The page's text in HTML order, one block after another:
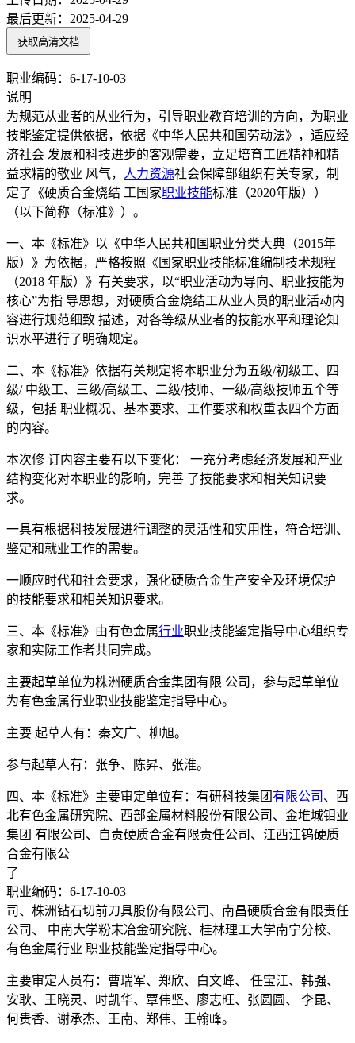
最后更新： 2025-04-29
获取高清文档
职业编码：6-17-10-03
说明
为规范从业者的从业行为，引导职业教育培训的方向，为职业
技能鉴定提供依据，依据《中华人民共和国劳动法》，适应经
济社会 发展和科技进步的客观需要，立足培育工匠精神和精
益求精的敬业 风气， 人力资源社会保障部组织有关专家，制
定了《硬质合金烧结 工国家职业技能标准（2020年版））
（以下简称（标准》）。
一、本《标准》以《中华人民共和国职业分类大典（2015年
版）》为依据，严格按照《国家职业技能标准编制技术规程
（2018 年版）》有关要求，以“职业活动为导向、职业技能为
核心”为指 导思想，对硬质合金烧结工从业人员的职业活动内
容进行规范细致 描述，对各等级从业者的技能水平和理论知
识水平进行了明确规定。
二、本《标准》依据有关规定将本职业分为五级/初级工、四
级/ 中级工、三级/高级工、二级/技师、一级/高级技师五个等
级，包括 职业概况、基本要求、工作要求和权重表四个方面
的内容。
本次修 订内容主要有以下变化： 一充分考虑经济发展和产业
结构变化对本职业的影响，完善 了技能要求和相关知识要
求。
一具有根据科技发展进行调整的灵活性和实用性，符合培训、
鉴定和就业工作的需要。
一顺应时代和社会要求，强化硬质合金生产安全及环境保护
的技能要求和相关知识要求。
三、本《标准》由有色金属行业职业技能鉴定指导中心组织专
家和实际工作者共同完成。
主要起草单位为株洲硬质合金集团有限 公司，参与起草单位
为有色金属行业职业技能鉴定指导中心。
主要 起草人有：秦文广、柳旭。
参与起草人有：张争、陈昇、张淮。
四、本《标准》主要审定单位有：有研科技集团有限公司 、西
北有色金属研究院、西部金属材料股份有限公司、金堆城钼业
集团 有限公司、自责硬质合金有限责任公司、江西江钨硬质
合金有限公
了
职业编码：6-17-10-03
司、株洲钻石切前刀具股份有限公司、南昌硬质合金有限责任
公司、 中南大学粉末冶金研究院、桂林理工大学南宁分校、
有色金属行业 职业技能鉴定指导中心。
主要审定人员有：曹瑞军、郑欣、白文峰、 任宝江、韩强、
安耿、王晓灵、时凯华、覃伟坚、廖志旺、张圆圆、 李昆、
何贵香、谢承杰、王南、郑伟、王翰峰。